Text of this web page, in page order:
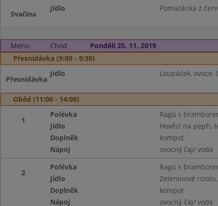
Svačina
Jídlo Pomazánka z
Menu Chod
Pondělí 25. 11. 2019
Přesnídávka (9:00 - 9:30)
Přesnídávka
Jídlo Loupáček, ovoce,
Oběd (11:00 - 14:00)
1
Polévka
Ragú s
Jídlo
Hovězí na pepři,
Doplněk
kompot
Nápoj
ovocný čaj/ voda
2
Polévka
Ragú s
Jídlo
Zeleninové
Doplněk
kompot
Nápoj
ovocný čaj/ voda